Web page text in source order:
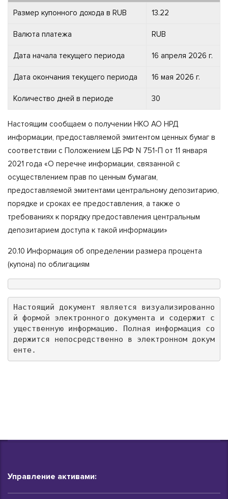
Размер купонного дохода в RUB 13.22
Валюта платежа RUB
Дата начала текущего периода 16 апреля 2026 г.
Дата окончания текущего периода 16 мая 2026 г.
Количество дней в периоде 30
Настоящим сообщаем о получении НКО АО НРД
информации, предоставляемой эмитентом ценных бумаг в
соответствии с Положением ЦБ РФ N 751-П от 11 января
2021 года «О перечне информации, связанной с
осуществлением прав по ценным бумагам,
предоставляемой эмитентами центральному депозитарию,
порядке и сроках ее предоставления, а также о
требованиях к порядку предоставления центральным
депозитарием доступа к такой информации»
20.10 Информация об определении размера процента
(купона) по облигациям
Настоящий документ является визуализированно
й формой электронного документа и содержит с
ущественную информацию. Полная информация со
держится непосредственно в электронном докум
енте.
Управление активами: